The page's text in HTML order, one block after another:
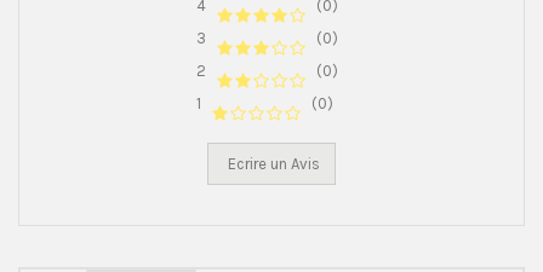
4
(0)
3
(0)
2
(0)
1
(0)
Ecrire un Avis